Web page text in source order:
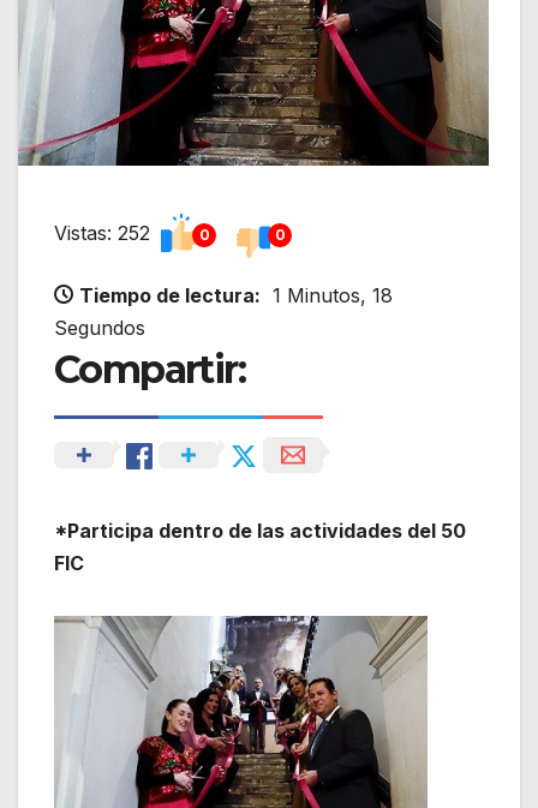
Vistas: 252 0 0
Tiempo de lectura: 1 Minutos, 18
Segundos
Compartir:
*Participa dentro de las actividades del 50
FIC